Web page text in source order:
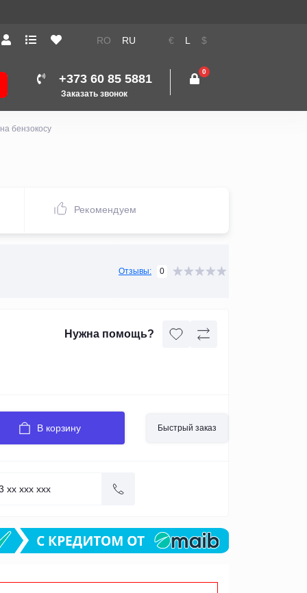
RO RU € L $
+373 60 85 5881
Заказать звонок
0
бензокосу
Рекомендуем
Отзывы: 0
Нужна помощь?
В корзину Быстрый заказ